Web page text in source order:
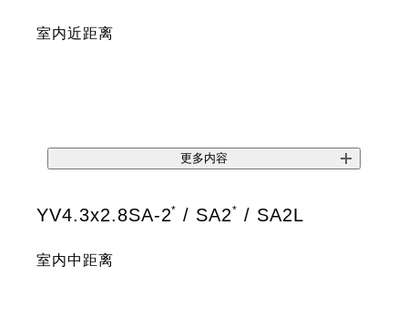
室内近距离
更多内容
YV4.3x2.8SA-2* / SA2* / SA2L
室内中距离